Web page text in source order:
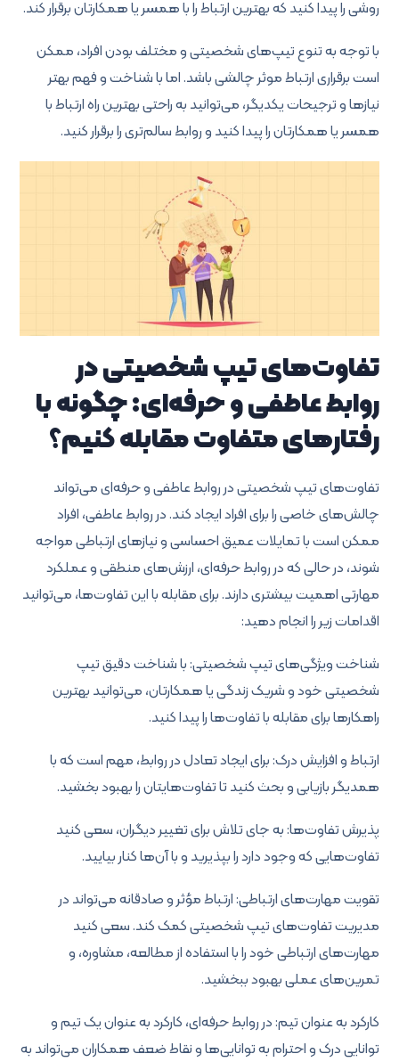
روشی را پیدا کنید که بهترین ارتباط را با همسر یا همکارتان برقرار کند.
با توجه به تنوع تیپ‌های شخصیتی و مختلف بودن افراد، ممکن
است برقراری ارتباط موثر چالشی باشد. اما با شناخت و فهم بهتر
نیازها و ترجیحات یکدیگر، می‌توانید به راحتی بهترین راه ارتباط با
همسر یا همکارتان را پیدا کنید و روابط سالم‌تری را برقرار کنید.
تفاوت‌های تیپ شخصیتی در
روابط عاطفی و حرفه‌ای: چگونه با
رفتارهای متفاوت مقابله کنیم؟
تفاوت‌های تیپ شخصیتی در روابط عاطفی و حرفه‌ای می‌تواند
چالش‌های خاصی را برای افراد ایجاد کند. در روابط عاطفی، افراد
ممکن است با تمایلات عمیق احساسی و نیازهای ارتباطی مواجه
شوند، در حالی که در روابط حرفه‌ای، ارزش‌های منطقی و عملکرد
مهارتی اهمیت بیشتری دارند. برای مقابله با این تفاوت‌ها، می‌توانید
اقدامات زیر را انجام دهید:
شناخت ویژگی‌های تیپ شخصیتی: با شناخت دقیق تیپ
شخصیتی خود و شریک زندگی یا همکارتان، می‌توانید بهترین
راهکارها برای مقابله با تفاوت‌ها را پیدا کنید.
ارتباط و افزایش درک: برای ایجاد تعادل در روابط، مهم است که با
همدیگر بازیابی و بحث کنید تا تفاوت‌هایتان را بهبود بخشید.
پذیرش تفاوت‌ها: به جای تلاش برای تغییر دیگران، سعی کنید
تفاوت‌هایی که وجود دارد را بپذیرید و با آن‌ها کنار بیایید.
تقویت مهارت‌های ارتباطی: ارتباط مؤثر و صادقانه می‌تواند در
مدیریت تفاوت‌های تیپ شخصیتی کمک کند. سعی کنید
مهارت‌های ارتباطی خود را با استفاده از مطالعه، مشاوره، و
تمرین‌های عملی بهبود ببخشید.
کارکرد به عنوان تیم: در روابط حرفه‌ای، کارکرد به عنوان یک تیم و
توانایی درک و احترام به توانایی‌ها و نقاط ضعف همکاران می‌تواند به